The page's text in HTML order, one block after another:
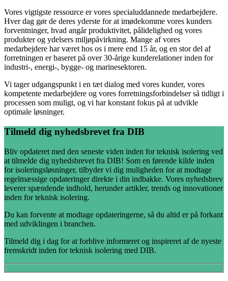
Vores vigtigste ressource er vores specialuddannede medarbejdere.
Hver dag gør de deres yderste for at imødekomme vores kunders
forventninger, hvad angår produktivitet, pålidelighed og vores
produkter og ydelsers miljøpåvirkning. Mange af vores
medarbejdere har været hos os i mere end 15 år, og en stor del af
forretningen er baseret på over 30-årige kunderelationer inden for
industri-, energi-, bygge- og marinesektoren.
Vi tager udgangspunkt i en tæt dialog med vores kunder, vores
kompetente medarbejdere og vores forretningsforbindelser så tidligt i
processen som muligt, og vi har konstant fokus på at udvikle
optimale løsninger.
Tilmeld dig nyhedsbrevet fra DIB
Bliv opdateret med den seneste viden inden for teknisk isolering ved
at tilmelde dig nyhedsbrevet fra DIB! Som en førende kilde inden
for isoleringsløsninger, tilbyder vi dig muligheden for at modtage
regelmæssige opdateringer direkte i din indbakke. Vores nyhedsbrev
leverer spændende indhold, herunder artikler, trends og innovationer
inden for teknisk isolering.
Du kan forvente at modtage opdateringerne, så du altid er på forkant
med udviklingen i branchen.
Tilmeld dig i dag for at forblive informeret og inspireret af de nyeste
fremskridt inden for teknisk isolering med DIB.